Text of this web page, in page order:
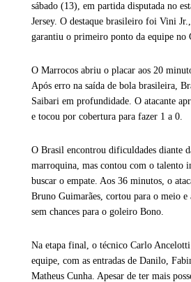
sábado (13), em partida disputada no
Jersey. O destaque brasileiro foi Vini
garantiu o primeiro ponto da equipe no
O Marrocos abriu o placar aos 20
Após erro na saída de bola brasileira,
Saibari em profundidade. O atacante
e tocou por cobertura para fazer 1 a 0.
O Brasil encontrou dificuldades diante
marroquina, mas contou com o talento
buscar o empate. Aos 36 minutos, o
Bruno Guimarães, cortou para o meio e
sem chances para o goleiro Bono.
Na etapa final, o técnico Carlo
equipe, com as entradas de Danilo,
Matheus Cunha. Apesar de ter mais